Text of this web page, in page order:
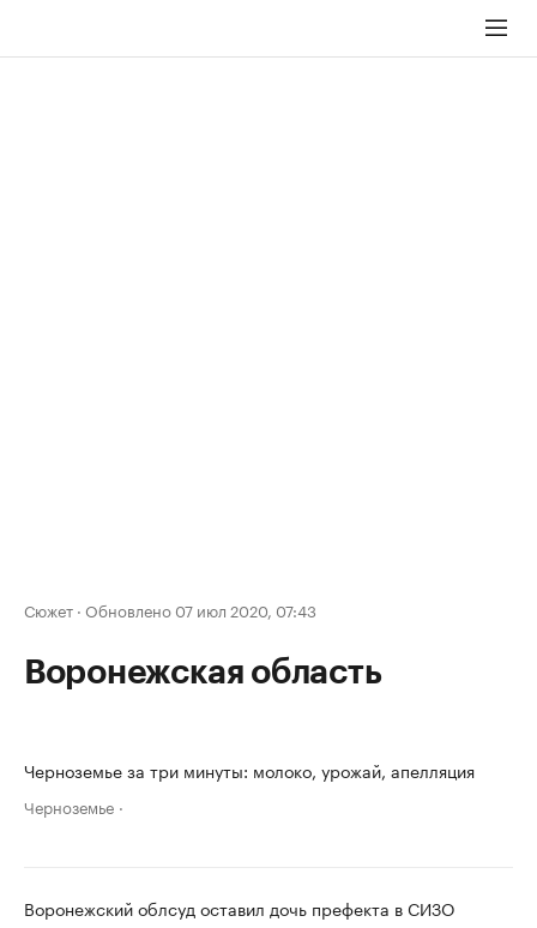
Сюжет · Обновлено 07 июл 2020, 07:43
Воронежская область
Черноземье за три минуты: молоко, урожай, апелляция
Черноземье
Воронежский облсуд оставил дочь префекта в СИЗО